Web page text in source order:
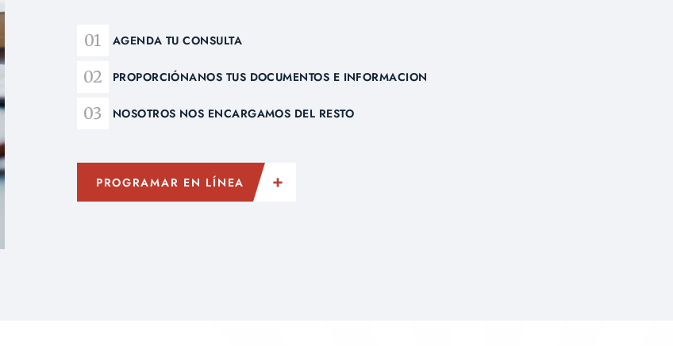
AGENDA TU CONSULTA
PROPORCIÓNANOS TUS DOCUMENTOS E INFORMACION
NOSOTROS NOS ENCARGAMOS DEL RESTO
PROGRAMAR EN LÍNEA